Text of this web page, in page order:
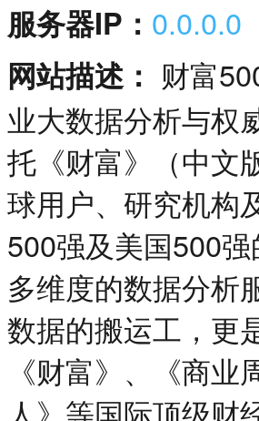
服务器IP： 0.0.0.0
网站描述： 财富
业大数据分析与权
托《财富》（中文
球用户、研究机构
500强及美国500
多维度的数据分析
数据的搬运工，更
《财富》、《商
人》等国际顶级财